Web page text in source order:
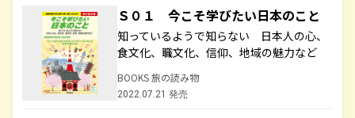
Ｓ０１ 今こそ学びたい日本のこと
知っているようで知らない 日本人の心、
食文化、職文化、信仰、地域の魅力など
BOOKS 旅の読み物
2022.07.21 発売